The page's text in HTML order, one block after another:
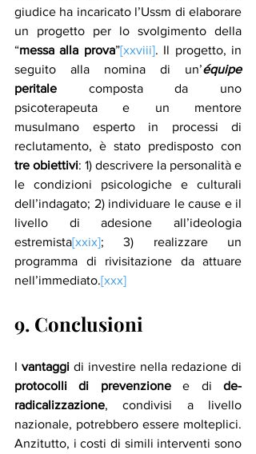
giudice ha incaricato l’Ussm di elaborare
un progetto per lo svolgimento della
“messa alla prova”[xxviii]. Il progetto, in
seguito alla nomina di un’équipe
peritale composta da uno
psicoterapeuta e un mentore
musulmano esperto in processi di
tre obiettivi: 1) descrivere la personalità e
le condizioni psicologiche e culturali
dell’indagato; 2) individuare le cause e il
livello di adesione all’ideologia
estremista[xxix]; 3) realizzare un
programma di rivisitazione da attuare
nell’immediato.[xxx]
9. Conclusioni
I vantaggi
protocolli di prevenzione e di de-
radicalizzazione, condivisi a livello
nazionale, potrebbero essere molteplici.
Anzitutto, i costi di simili interventi sono